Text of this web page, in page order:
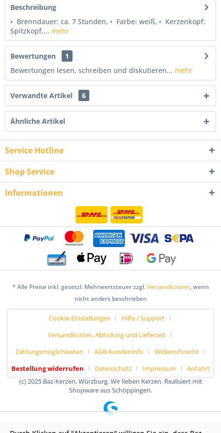
Beschreibung
• Brenndauer: ca. 7 Stunden, • Farbe: weiß, • Kerzenkopf:
Spitzkopf,... mehr
Bewertungen
1
Bewertungen lesen, schreiben und diskutieren... mehr
Verwandte Artikel 6
Ähnliche Artikel
Service Hotline
Shop Service
Informationen
* Alle Preise inkl. gesetzl. Mehrwertsteuer zzgl.Versandkosten, wenn
nicht anders beschrieben
Cookie-Einstellungen
Hilfe / Support
Versandkosten, Abholung und Lieferzeit
Zahlungsmöglichkeiten
AGB-Kundeninfo
Widerrufsrecht
Bestellung widerrufen
Datenschutz Impressum
Anfahrt
(c) 2025 Baz-Kerzen, Würzburg. Wir lieben Kerzen. Realisiert mit
Shopware aus Schöppingen.